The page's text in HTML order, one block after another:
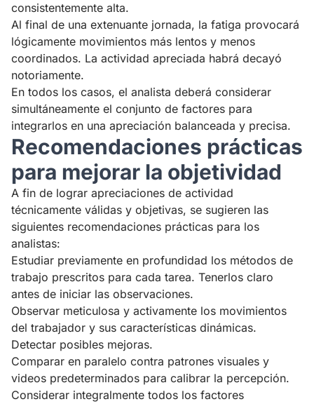
consistentemente alta.
Al final de una extenuante jornada, la fatiga provocará
lógicamente movimientos más lentos y menos
coordinados. La actividad apreciada habrá decayó
notoriamente.
En todos los casos, el analista deberá considerar
simultáneamente el conjunto de factores para
integrarlos en una apreciación balanceada y precisa.
Recomendaciones prácticas
para mejorar la objetividad
A fin de lograr apreciaciones de actividad
técnicamente válidas y objetivas, se sugieren las
siguientes recomendaciones prácticas para los
analistas:
Estudiar previamente en profundidad los métodos de
trabajo prescritos para cada tarea. Tenerlos claro
antes de iniciar las observaciones.
Observar meticulosa y activamente los movimientos
del trabajador y sus características dinámicas.
Detectar posibles mejoras.
Comparar en paralelo contra patrones visuales y
videos predeterminados para calibrar la percepción.
Considerar integralmente todos los factores